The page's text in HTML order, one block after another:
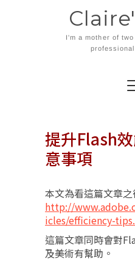
I'm a mother of
提升Flash
意事項
本文為看這篇文章
http://
icles/efficiency-
這篇文章同時會對
及美術有幫助。